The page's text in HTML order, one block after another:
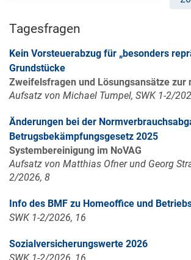
Tagesfragen
Kein Vorsteuerabzug für „besonders
Grundstücke
Zweifelsfragen und Lösungsansätze zur
Aufsatz von Michael Tumpel, SWK 1-2/
Änderungen bei der
Betrugsbekämpfungsgesetz 2025
Systembereinigung im NoVAG
Aufsatz von Matthias Ofner und Georg
2/2026, 8
Info des BMF zu Homeoffice und
SWK 1-2/2026, 16
Sozialversicherungswerte 2026